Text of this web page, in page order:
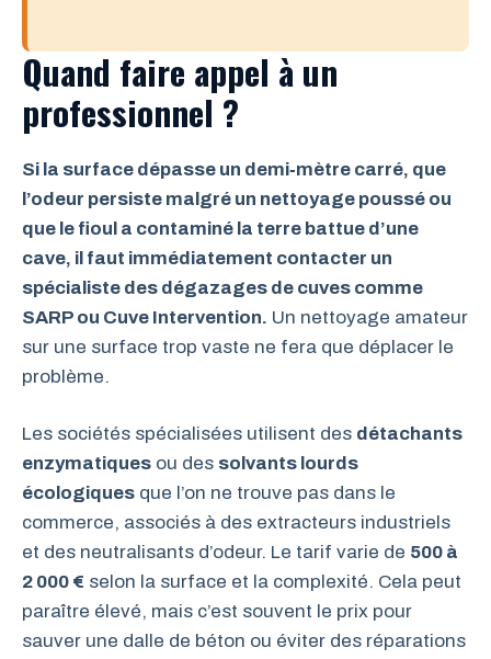
Quand faire appel à un
professionnel ?
Si la surface dépasse un demi‑mètre carré, que
l’odeur persiste malgré un nettoyage poussé ou
que le fioul a contaminé la terre battue d’une
cave, il faut immédiatement contacter un
spécialiste des dégazages de cuves comme
SARP ou Cuve Intervention. Un nettoyage amateur
sur une surface trop vaste ne fera que déplacer le
problème.
Les sociétés spécialisées utilisent des détachants
enzymatiques ou des solvants lourds
écologiques que l’on ne trouve pas dans le
commerce, associés à des extracteurs industriels
et des neutralisants d’odeur. Le tarif varie de 500 à
2 000 € selon la surface et la complexité. Cela peut
paraître élevé, mais c’est souvent le prix pour
sauver une dalle de béton ou éviter des réparations